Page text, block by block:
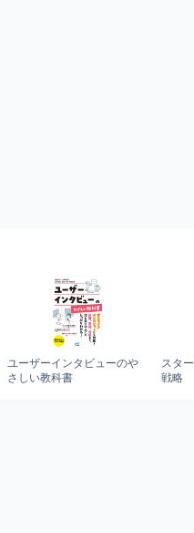
ユーザーインタビューのや
さしい教科書
スタ
戦略